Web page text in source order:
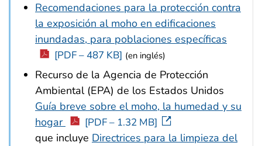
Recomendaciones para la protección contra
la exposición al moho en edificaciones
inundadas, para poblaciones específicas
[PDF – 487 KB] (en inglés)
Recurso de la Agencia de Protección
Ambiental (EPA) de los Estados Unidos
Guía breve sobre el moho, la humedad y su
hogar
[PDF – 1.32 MB]
que incluye Directrices para la limpieza del